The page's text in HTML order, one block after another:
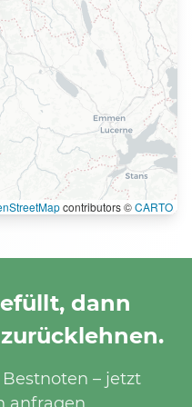
contributors ©CARTO
dann
– jetzt